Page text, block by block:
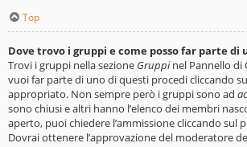
Top
Dove trovo i gruppi e come posso far parte di
Trovi i gruppi nella sezione Gruppinel Pannello di
vuoi far parte di uno di questi procedi cliccando
appropriato. Non sempre però i gruppi sono ad
sono chiusi e altri hanno l’elenco dei membri
aperto, puoi chiedere l’ammissione cliccando sul
Dovrai ottenere l’approvazione del moderatore